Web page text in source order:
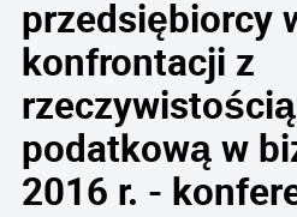
przedsiębiorcy
konfrontacji z
podatkową w
2016 r. -